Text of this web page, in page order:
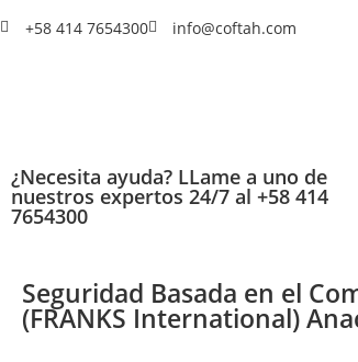
+58 414 7654300 info@coftah.com
¿Necesita ayuda? LLame a uno de
nuestros expertos 24/7 al +58 414
7654300
Seguridad Basada en el
(FRANKS International)